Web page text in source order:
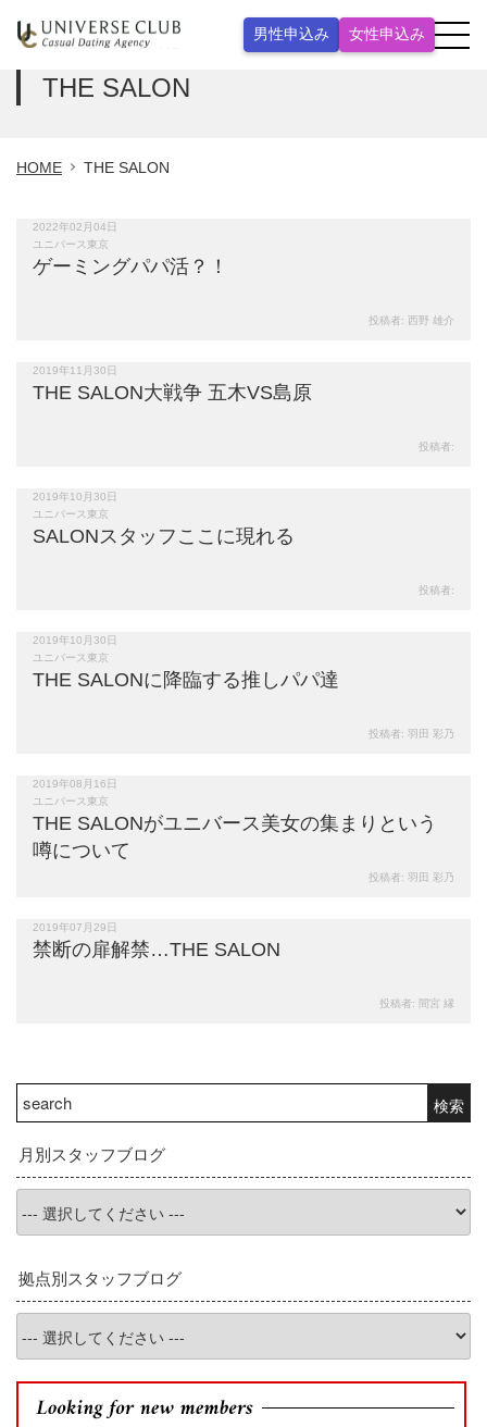
男性申込み 女性申込み
THE SALON
HOME THE SALON
2022年02月04日
ユニバース東京
ゲーミングパパ活？！
投稿者: 西野 雄介
2019年11月30日
THE SALON大戦争 五木VS島原
投稿者:
2019年10月30日
ユニバース東京
SALONスタッフここに現れる
投稿者:
2019年10月30日
ユニバース東京
THE SALONに降臨する推しパパ達
投稿者: 羽田 彩乃
2019年08月16日
ユニバース東京
THE SALONがユニバース美女の集まりという
噂について
投稿者: 羽田 彩乃
2019年07月29日
禁断の扉解禁…THE SALON
投稿者: 間宮 縁
索:
検索
月別スタッフブログ
拠点別スタッフブログ